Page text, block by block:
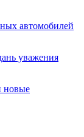
автомобилей
уважения
новые